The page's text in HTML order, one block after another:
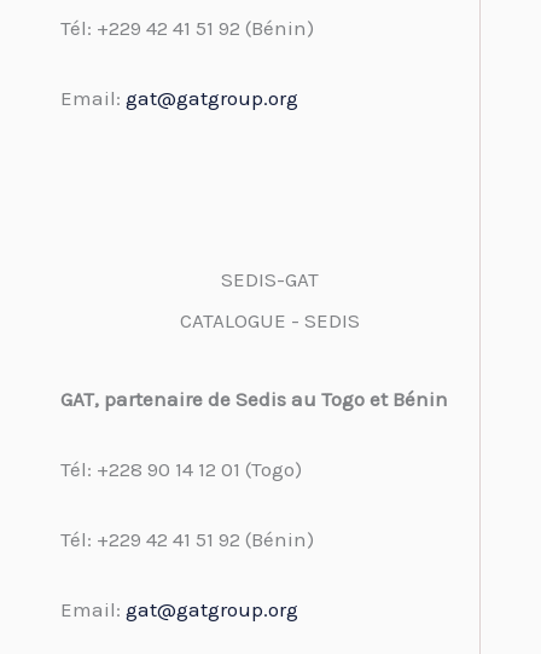
Tél: +229 42 41 51 92 (Bénin)
Email: gat@gatgroup.org
SEDIS-GAT
CATALOGUE - SEDIS
GAT, partenaire de Sedis au Togo et Bénin
Tél: +228 90 14 12 01 (Togo)
Tél: +229 42 41 51 92 (Bénin)
Email: gat@gatgroup.org